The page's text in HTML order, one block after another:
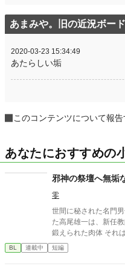
あまみや。旧の近況ボー
2020-03-23 15:34:49
あたらしい垢
このコンテンツについて報告
あなたにおすすめの
邪神の祭壇へ無垢
零
世間に秘された名門男子校・平
た高尾雄一は、新任教師として赴
鍛えられた肉体 それは、学園にとって最高の生贄の候補に他なら
なかった 至高の筋肉を持つ、精神を削られ意志をなくした青年を
太古の神に捧げるため
BL 連載中 短編